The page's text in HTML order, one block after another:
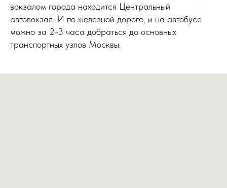
вокзалом города находится Центральный
автовокзал. И по железной дороге, и на автобусе
можно за 2-3 часа добраться до основных
транспортных узлов Москвы.